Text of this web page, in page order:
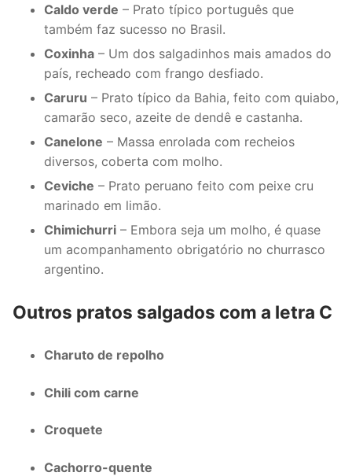
Caldo verde – Prato típico português que
também faz sucesso no Brasil.
Coxinha – Um dos salgadinhos mais amados do
país, recheado com frango desfiado.
Caruru – Prato típico da Bahia, feito com quiabo,
camarão seco, azeite de dendê e castanha.
Canelone – Massa enrolada com recheios
diversos, coberta com molho.
Ceviche – Prato peruano feito com peixe cru
marinado em limão.
Chimichurri – Embora seja um molho, é quase
um acompanhamento obrigatório no churrasco
argentino.
Outros pratos salgados com a letra C
Charuto de repolho
Chili com carne
Croquete
Cachorro-quente